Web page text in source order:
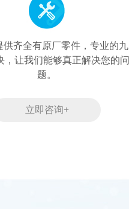
供齐全有原厂零件，专业的九
，让我们能够真正解决您的问
题。
立即咨询+